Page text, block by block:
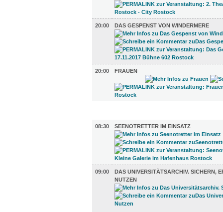
20:00 DAS GESPENST VON WINDERMERE
20:00 FRAUEN
08:30
SEENOTRETTER IM EINSATZ
09:00
DAS UNIVERSITÄTSARCHIV. SICHERN,
UTZEN